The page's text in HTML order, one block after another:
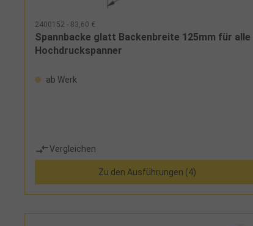
2400152 - 83,60 €
Spannbacke glatt Backenbreite 125mm für alle
Hochdruckspanner
ab Werk
Vergleichen
Zu den Ausführungen (4)